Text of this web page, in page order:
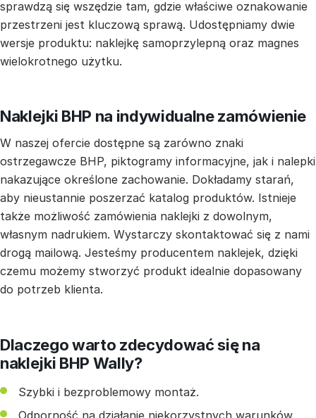
sprawdzą się wszędzie tam, gdzie właściwe oznakowanie
przestrzeni jest kluczową sprawą. Udostępniamy dwie
wersje produktu: naklejkę samoprzylepną oraz magnes
wielokrotnego użytku.
Naklejki BHP na indywidualne zamówienie
W naszej ofercie dostępne są zarówno znaki
ostrzegawcze BHP, piktogramy informacyjne, jak i nalepki
nakazujące określone zachowanie. Dokładamy starań,
aby nieustannie poszerzać katalog produktów. Istnieje
także możliwość zamówienia naklejki z dowolnym,
własnym nadrukiem. Wystarczy skontaktować się z nami
drogą mailową. Jesteśmy producentem naklejek, dzięki
czemu możemy stworzyć produkt idealnie dopasowany
do potrzeb klienta.
Dlaczego warto zdecydować się na
naklejki BHP Wally?
Szybki i bezproblemowy montaż.